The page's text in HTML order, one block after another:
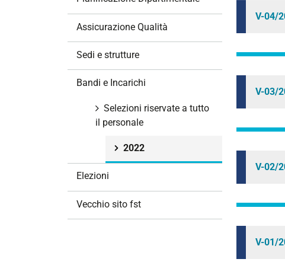
V-04/
V-03/
V-02/
V-01/
Assicurazione Qualità
Sedi e strutture
Bandi e Incarichi
Selezioni riservate a tutto
il personale
2022
Elezioni
Vecchio sito fst